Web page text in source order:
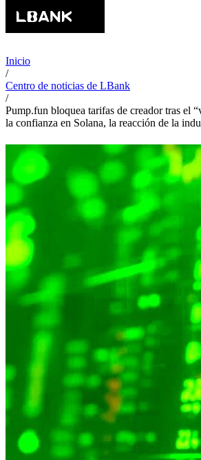
Inicio
/
Centro de noticias de LBank
/
Pump.fun bloquea tarifas de creador tras el
la confianza en Solana, la reacción de la